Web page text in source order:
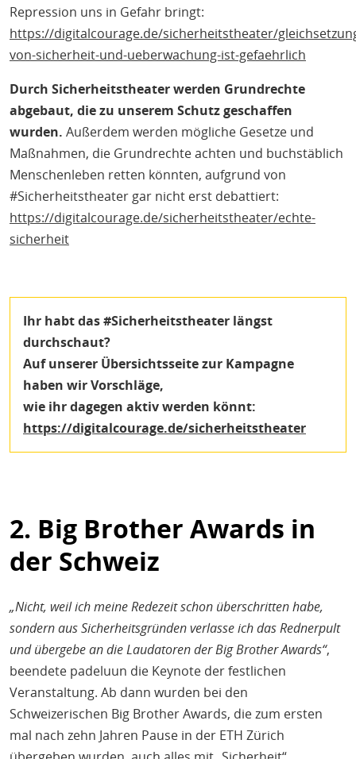
Repression uns in Gefahr bringt:
https://digitalcourage.de/sicherheitstheater/
von-sicherheit-und-ueberwachung-ist-gefaehrlich
Durch Sicherheitstheater werden Grundrechte
abgebaut, die zu unserem Schutz geschaffen
wurden. Außerdem werden mögliche Gesetze und
Maßnahmen, die Grundrechte achten und buchstäblich
Menschenleben retten könnten, aufgrund von
#Sicherheitstheater gar nicht erst debattiert:
https://digitalcourage.de/sicherheitstheater/echte-
sicherheit
Ihr habt das #Sicherheitstheater längst
durchschaut?
Auf unserer Übersichtsseite zur Kampagne
haben wir Vorschläge,
wie ihr dagegen aktiv werden könnt:
https://digitalcourage.de/sicherheitstheater
2. Big Brother Awards in
der Schweiz
„Nicht, weil ich meine Redezeit schon überschritten habe,
sondern aus Sicherheitsgründen verlasse ich das Rednerpult
und übergebe an die Laudatoren der Big Brother Awards“,
beendete padeluun die Keynote der festlichen
Veranstaltung. Ab dann wurden bei den
Schweizerischen Big Brother Awards, die zum ersten
mal nach zehn Jahren Pause in der ETH Zürich